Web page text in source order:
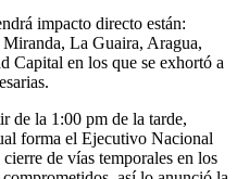
impacto directo están:
La Guaira, Aragua,
Capital en los que se exhortó a
de la 1:00 pm de la tarde,
forma el Ejecutivo Nacional
de vías temporales en los